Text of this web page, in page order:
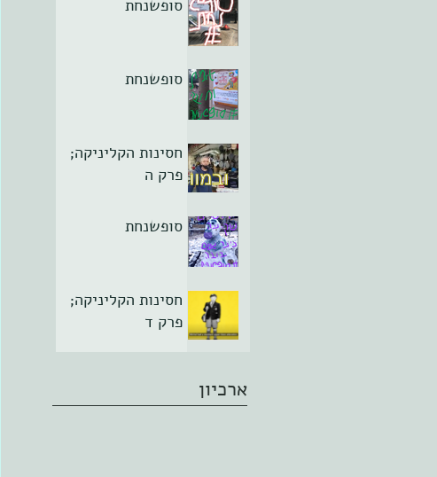
סופשנחת
סופשנחת
חסינות הקליניקה;
פרק ה
סופשנחת
חסינות הקליניקה;
פרק ד
ארכיון